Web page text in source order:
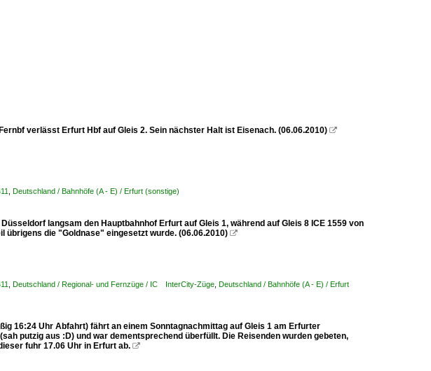
verlässt Erfurt Hbf auf Gleis 2. Sein nächster Halt ist Eisenach. (06.06.2010) 
Deutschland / Bahnhöfe (A - E) / Erfurt (sonstige)
langsam den Hauptbahnhof Erfurt auf Gleis 1, während auf Gleis 8 ICE 1559 von
übrigens die "Goldnase" eingesetzt wurde. (06.06.2010) 
Deutschland / Regional- und Fernzüge / IC InterCity-Züge Deutschland / Bahnhöfe (A - E) / Erfurt
16:24 Uhr Abfahrt) fährt an einem Sonntagnachmittag auf Gleis 1 am Erfurter
putzig aus :D) und war dementsprechend überfüllt. Die Reisenden wurden gebeten,
fuhr 17.06 Uhr in Erfurt ab. 